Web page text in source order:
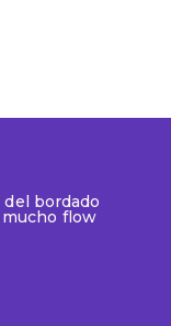
del bordado
flow